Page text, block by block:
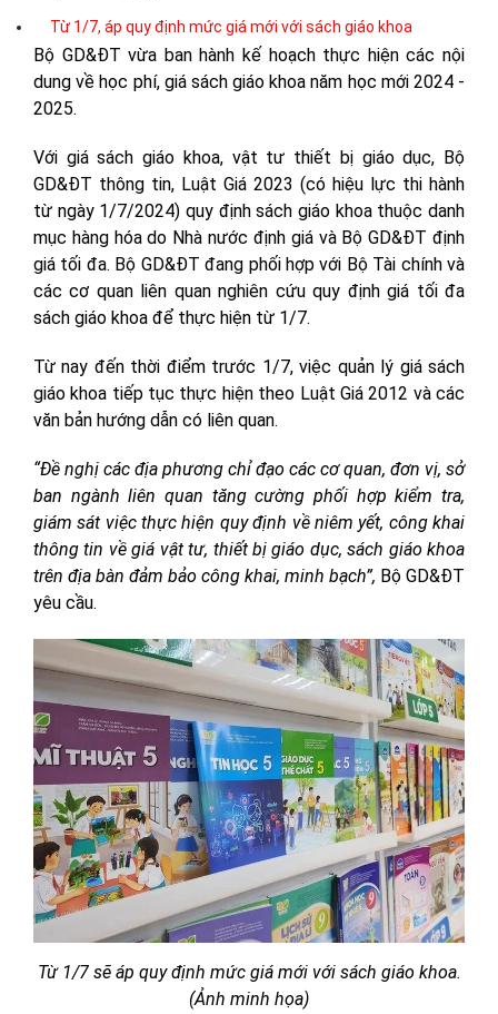
Từ 1/7, áp quy định mức giá mới với sách giáo khoa
Bộ GD&ĐT vừa ban hành kế hoạch thực hiện các nội
dung về học phí, giá sách giáo khoa năm học mới 2024 -
2025.
Với giá sách giáo khoa, vật tư thiết bị giáo dục, Bộ
GD&ĐT thông tin, Luật Giá 2023 (có hiệu lực thi hành
từ ngày 1/7/2024) quy định sách giáo khoa thuộc danh
mục hàng hóa do Nhà nước định giá và Bộ GD&ĐT định
giá tối đa. Bộ GD&ĐT đang phối hợp với Bộ Tài chính và
các cơ quan liên quan nghiên cứu quy định giá tối đa
sách giáo khoa để thực hiện từ 1/7.
Từ nay đến thời điểm trước 1/7, việc quản lý giá sách
giáo khoa tiếp tục thực hiện theo Luật Giá 2012 và các
văn bản hướng dẫn có liên quan.
“Đề nghị các địa phương chỉ đạo các cơ quan, đơn vị, sở
ban ngành liên quan tăng cường phối hợp kiểm tra,
giám sát việc thực hiện quy định về niêm yết, công khai
thông tin về giá vật tư, thiết bị giáo dục, sách giáo khoa
trên địa bàn đảm bảo công khai, minh bạch”, Bộ GD&ĐT
yêu cầu.
Từ 1/7 sẽ áp quy định mức giá mới với sách giáo khoa.
(Ảnh minh họa)